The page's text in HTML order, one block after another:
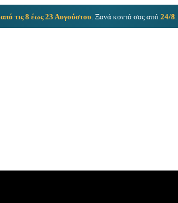
από τις 8 έως 23 Αυγούστου. Ξανά κοντά σας από 24/8